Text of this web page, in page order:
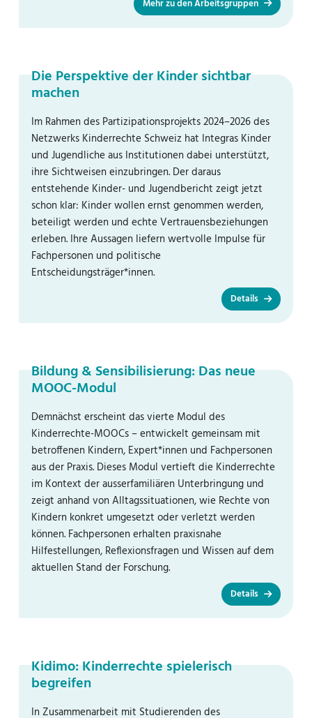
Mehr zu den Arbeitsgruppen
Die Perspektive der Kinder sichtbar
machen
Im Rahmen des Partizipationsprojekts 2024–2026 des
Netzwerks Kinderrechte Schweiz hat Integras Kinder
und Jugendliche aus Institutionen dabei unterstützt,
ihre Sichtweisen einzubringen. Der daraus
entstehende Kinder- und Jugendbericht zeigt jetzt
schon klar: Kinder wollen ernst genommen werden,
beteiligt werden und echte Vertrauensbeziehungen
erleben. Ihre Aussagen liefern wertvolle Impulse für
Fachpersonen und politische
Entscheidungsträger*innen.
Details
Bildung & Sensibilisierung: Das neue
MOOC-Modul
Demnächst erscheint das vierte Modul des
Kinderrechte-MOOCs – entwickelt gemeinsam mit
betroffenen Kindern, Expert*innen und Fachpersonen
aus der Praxis. Dieses Modul vertieft die Kinderrechte
im Kontext der ausserfamiliären Unterbringung und
zeigt anhand von Alltagssituationen, wie Rechte von
Kindern konkret umgesetzt oder verletzt werden
können. Fachpersonen erhalten praxisnahe
Hilfestellungen, Reflexionsfragen und Wissen auf dem
aktuellen Stand der Forschung.
Details
Kidimo: Kinderrechte spielerisch
begreifen
In Zusammenarbeit mit Studierenden des